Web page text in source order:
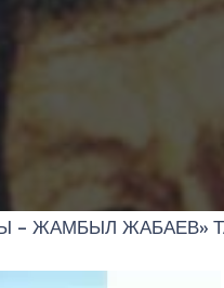
ЖАМБЫЛ ЖАБАЕВ»